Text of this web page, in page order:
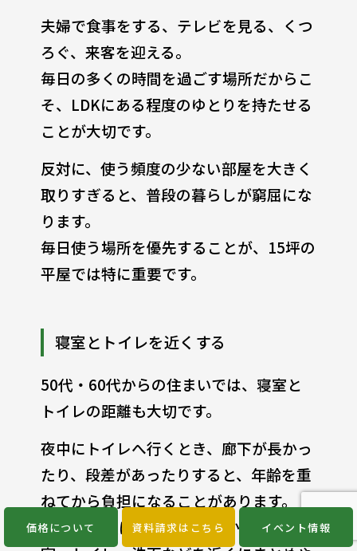
夫婦で食事をする、テレビを見る、くつ
ろぐ、来客を迎える。
毎日の多くの時間を過ごす場所だからこ
そ、LDKにある程度のゆとりを持たせる
ことが大切です。
反対に、使う頻度の少ない部屋を大きく
取りすぎると、普段の暮らしが窮屈にな
ります。
毎日使う場所を優先することが、15坪の
平屋では特に重要です。
寝室とトイレを近くする
50代・60代からの住まいでは、寝室と
トイレの距離も大切です。
夜中にトイレへ行くとき、廊下が長かっ
たり、段差があったりすると、年齢を重
ねてから負担になることがあります。
15坪の平屋はコンパクトだからこそ、寝
価格について 資料請求はこちら イベント情報